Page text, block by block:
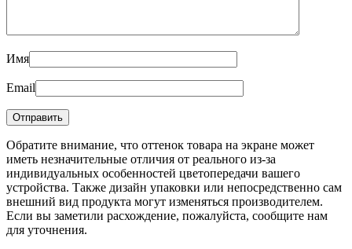
Имя
Email
Обратите внимание, что оттенок товара на экране может
иметь незначительные отличия от реального из-за
индивидуальных особенностей цветопередачи вашего
устройства. Также дизайн упаковки или непосредственно сам
внешний вид продукта могут изменяться производителем.
Если вы заметили расхождение, пожалуйста, сообщите нам
для уточнения.